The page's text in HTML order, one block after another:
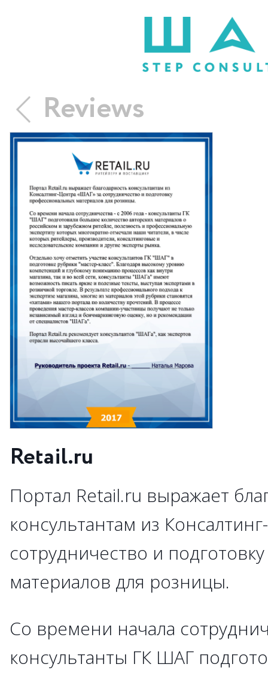
Reviews
Retail.ru
Портал Retail.ru выражает
консультантам из
сотрудничество и
материалов для розницы.
Со времени начала
консультанты ГК ШАГ